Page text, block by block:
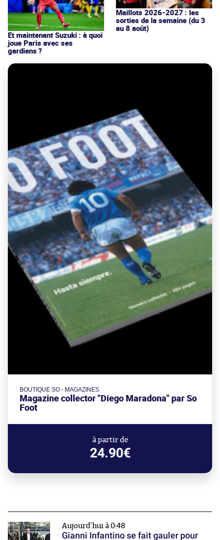
Et maintenant Suzuki : à quoi
joue Paris avec ses
gardiens ?
Maillots 2026-2027 : les
sorties de la semaine (du 3
au 8 août)
BOUTIQUE SO - MAGAZINES
Magazine collector "Diego Maradona" par So
Foot
à partir de
24.90€
Aujourd'hui à 0:48
Gianni Infantino se fait gauler pour